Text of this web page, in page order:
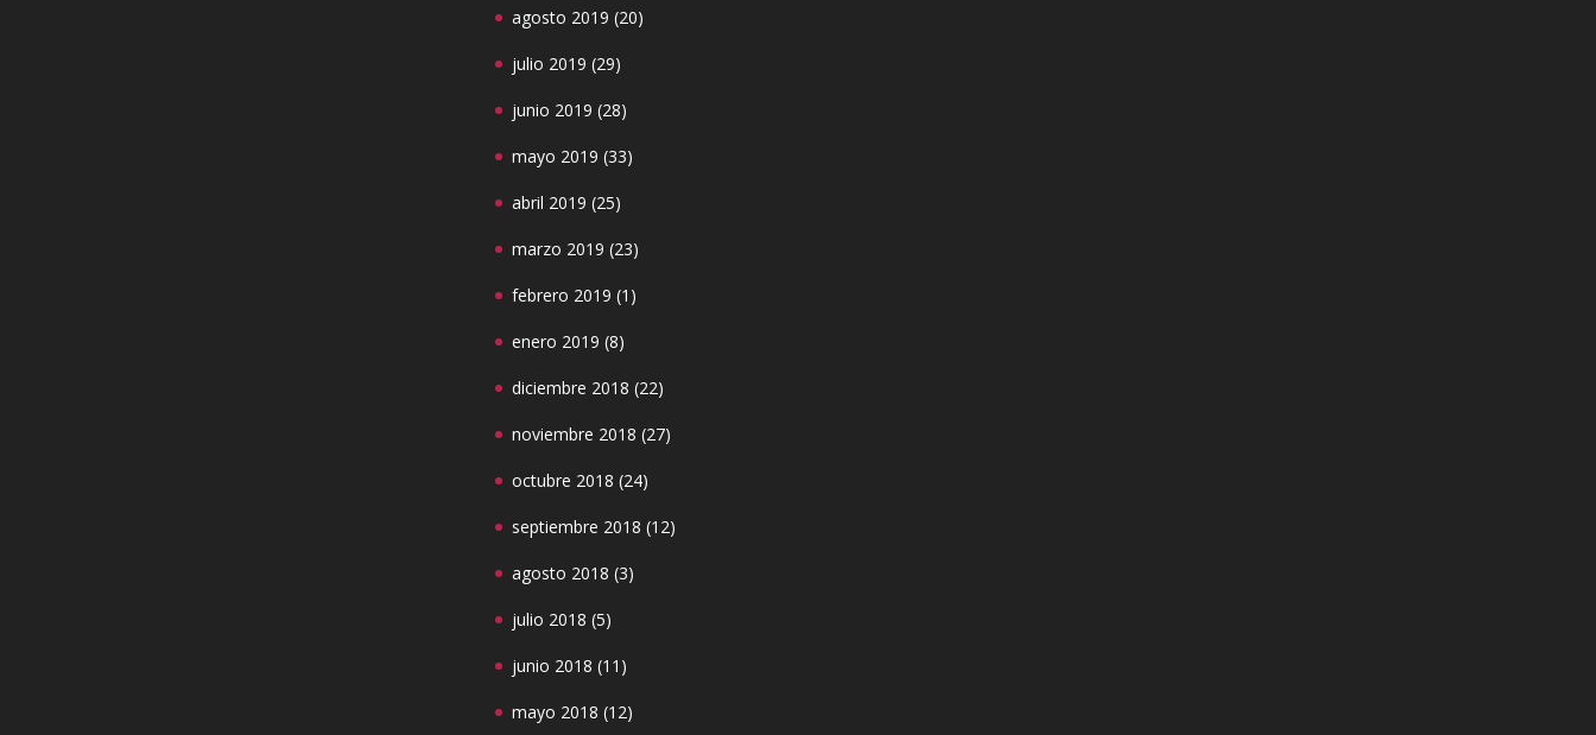
agosto 2019 (20)
julio 2019 (29)
junio 2019 (28)
mayo 2019 (33)
abril 2019 (25)
marzo 2019 (23)
febrero 2019 (1)
enero 2019 (8)
diciembre 2018 (22)
noviembre 2018 (27)
octubre 2018 (24)
septiembre 2018 (12)
agosto 2018 (3)
julio 2018 (5)
junio 2018 (11)
mayo 2018 (12)